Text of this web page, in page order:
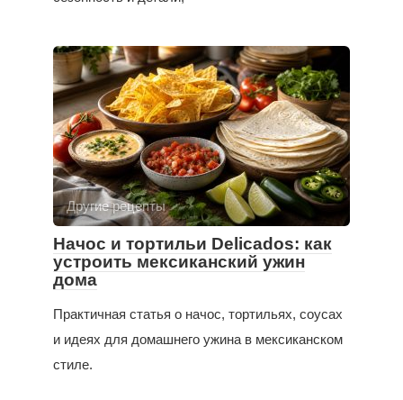
Другие рецепты
Начос и тортильи Delicados: как
устроить мексиканский ужин
дома
Практичная статья о начос, тортильях, соусах
и идеях для домашнего ужина в мексиканском
стиле.